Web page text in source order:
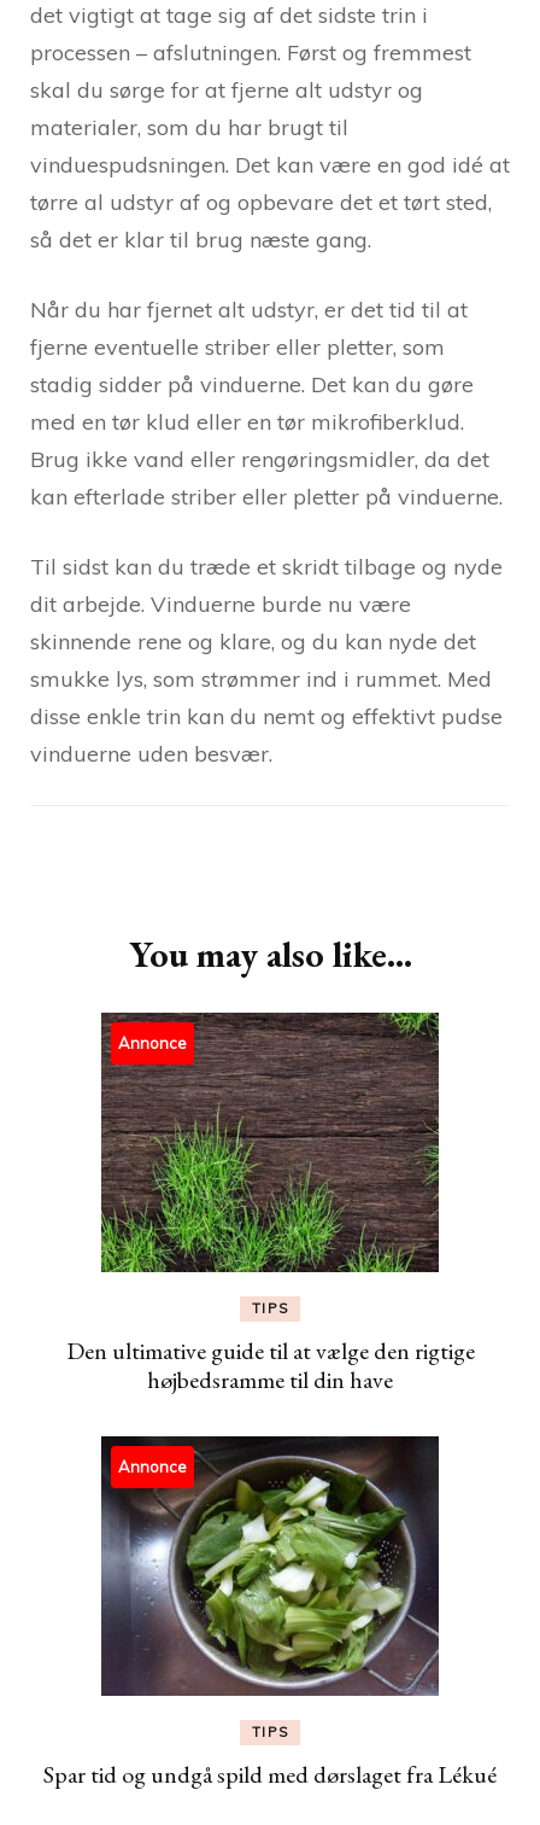
det vigtigt at tage sig af det sidste trin i
processen – afslutningen. Først og fremmest
skal du sørge for at fjerne alt udstyr og
materialer, som du har brugt til
vinduespudsningen. Det kan være en god idé at
tørre al udstyr af og opbevare det et tørt sted,
så det er klar til brug næste gang.
Når du har fjernet alt udstyr, er det tid til at
fjerne eventuelle striber eller pletter, som
stadig sidder på vinduerne. Det kan du gøre
med en tør klud eller en tør mikrofiberklud.
Brug ikke vand eller rengøringsmidler, da det
kan efterlade striber eller pletter på vinduerne.
Til sidst kan du træde et skridt tilbage og nyde
dit arbejde. Vinduerne burde nu være
skinnende rene og klare, og du kan nyde det
smukke lys, som strømmer ind i rummet. Med
disse enkle trin kan du nemt og effektivt pudse
vinduerne uden besvær.
You may also like...
Annonce
TIPS
Den ultimative guide til at vælge den rigtige
højbedsramme til din have
Annonce
TIPS
Spar tid og undgå spild med dørslaget fra Lékué